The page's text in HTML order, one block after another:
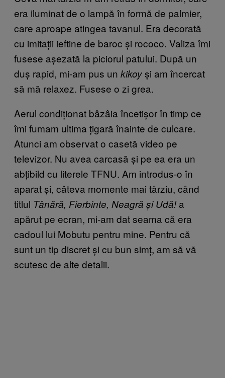
era iluminat de o lampă în formă de palmier,
care aproape atingea tavanul. Era decorată
cu imitații ieftine de baroc și rococo. Valiza îmi
fusese așezată la piciorul patului. După un
duș rapid, mi-am pus un kikoyși am încercat
să mă relaxez. Fusese o zi grea.
Aerul condiționat bâzâia încetișor în timp ce
îmi fumam ultima țigară înainte de culcare.
Atunci am observat o casetă video pe
televizor. Nu avea carcasă și pe ea era un
abțibild cu literele TFNU. Am introdus-o în
aparat și, câteva momente mai târziu, când
titlul Tânără, Fierbinte, Neagră și Udă!a
apărut pe ecran, mi-am dat seama că era
cadoul lui Mobutu pentru mine. Pentru că
sunt un tip discret și cu bun simț, am să vă
scutesc de alte detalii.